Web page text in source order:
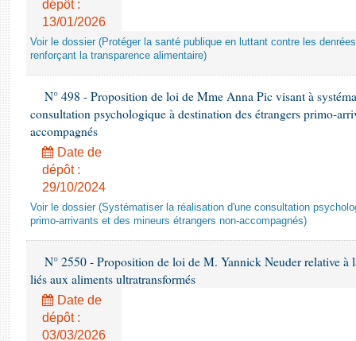
dépôt :
13/01/2026
Voir le dossier (Protéger la santé publique en luttant contre les
renforçant la transparence alimentaire)
N° 498 - Proposition de loi de Mme Anna Pic visant à
consultation psychologique à destination des étrangers primo-
accompagnés
Date de
dépôt :
29/10/2024
Voir le dossier (Systématiser la réalisation d'une consultation
primo-arrivants et des mineurs étrangers non-accompagnés)
N° 2550 - Proposition de loi de M. Yannick Neuder relative à
liés aux aliments ultratransformés
Date de
dépôt :
03/03/2026